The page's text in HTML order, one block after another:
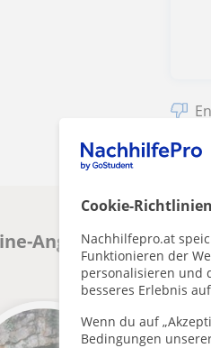
Cookie-Richtlinien
Nachhilfepro.at
Funktionieren der
personalisieren und
besseres Erlebnis
Wenn du auf
Bedingungen
Angewandte